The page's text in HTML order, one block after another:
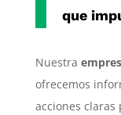
que
Nuestra
ofrecemos
acciones